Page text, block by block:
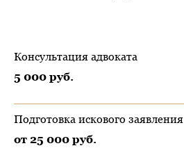
Консультация адвоката
5 000 руб.
Подготовка искового заявления
от 25 000 руб.